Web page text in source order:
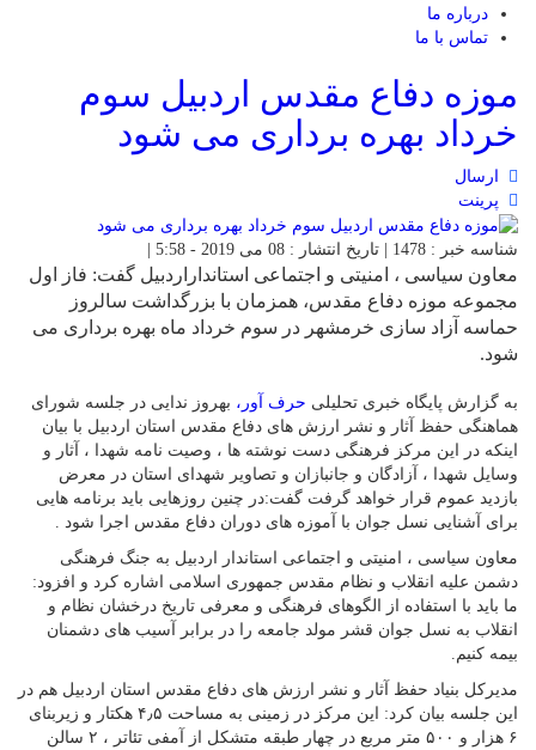
درباره ما
تماس با ما
موزه دفاع مقدس اردبیل سوم
خرداد بهره برداری می شود
ارسال
پرینت
شناسه خبر : 1478 | تاریخ انتشار : 08 می 2019 - 5:58 |
معاون سیاسی ، امنیتی و اجتماعی استانداراردبیل گفت: فاز اول
مجموعه موزه دفاع مقدس، همزمان با بزرگداشت سالروز
حماسه آزاد سازی خرمشهر در سوم خرداد ماه بهره برداری می
شود.
به گزارش پایگاه خبری تحلیلی حرف آور، بهروز ندایی در جلسه شورای
هماهنگی حفظ آثار و نشر ارزش های دفاع مقدس استان اردبیل با بیان
اینکه در این مرکز فرهنگی دست نوشته ها ، وصیت نامه شهدا ، آثار و
وسایل شهدا ، آزادگان و جانبازان و تصاویر شهدای استان در معرض
بازدید عموم قرار خواهد گرفت گفت:در چنین روزهایی باید برنامه هایی
برای آشنایی نسل جوان با آموزه های دوران دفاع مقدس اجرا شود .
معاون سیاسی ، امنیتی و اجتماعی استاندار اردبیل به جنگ فرهنگی
دشمن علیه انقلاب و نظام مقدس جمهوری اسلامی اشاره کرد و افزود:
ما باید با استفاده از الگوهای فرهنگی و معرفی تاریخ درخشان نظام و
انقلاب به نسل جوان قشر مولد جامعه را در برابر آسیب های دشمنان
بیمه کنیم.
مدیرکل بنیاد حفظ آثار و نشر ارزش های دفاع مقدس استان اردبیل هم در
این جلسه بیان کرد: این مرکز در زمینی به مساحت ۴٫۵ هکتار و زیربنای
۶ هزار و ۵۰۰ متر مربع در چهار طبقه متشکل از آمفی تئاتر ، ۲ سالن